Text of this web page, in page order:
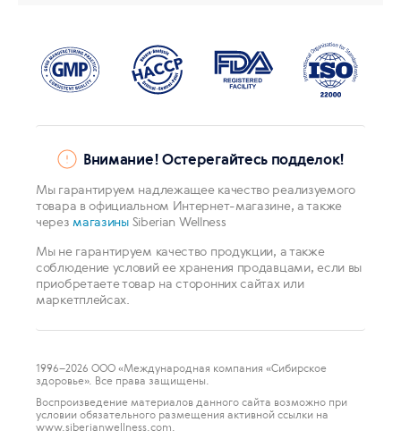
Внимание! Остерегайтесь подделок!
Мы гарантируем надлежащее качество реализуемого
товара в официальном Интернет-магазине, а также
черезмагазиныSiberian Wellness
Мы не гарантируем качество продукции, а также
соблюдение условий ее хранения продавцами, если вы
приобретаете товар на сторонних сайтах или
маркетплейсах.
1996–2026 ООО «Международная компания «Сибирское
здоровье». Все права защищены.
Воспроизведение материалов данного сайта возможно при
условии обязательного размещения активной ссылки на
www.siberianwellness.com.